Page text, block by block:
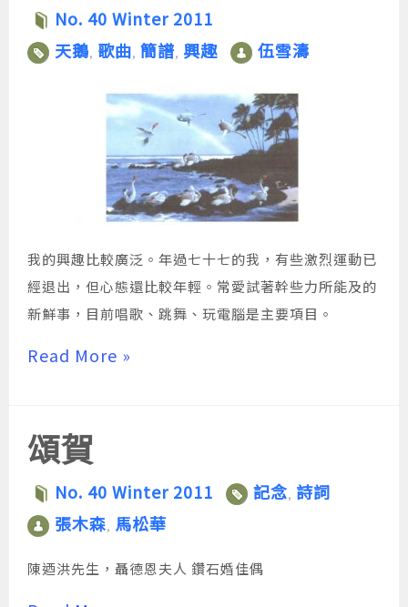
No. 40 Winter 2011
天鵝, 歌曲, 簡譜, 興趣 伍雪濤
我的興趣比較廣泛。年過七十七的我，有些激烈運動已
經退出，但心態還比較年輕。常愛試著幹些力所能及的
新鮮事，目前唱歌、跳舞、玩電腦是主要項目。
Read More »
頌賀
No. 40 Winter 2011 記念, 詩詞
張木森, 馬松華
陳迺洪先生，聶德恩夫人 鑽石婚佳偶